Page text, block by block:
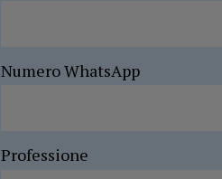
Numero WhatsApp
Professione